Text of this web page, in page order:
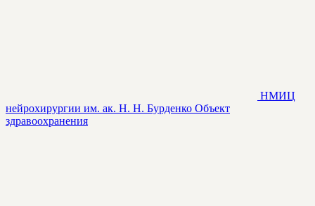
НМИЦ
нейрохирургии им. ак. Н. Н. Бурденко Объект
здравоохранения